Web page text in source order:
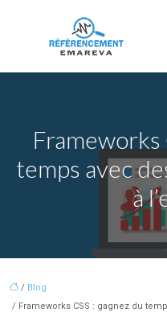
Frameworks
temps avec
à
/ Blog
/ Frameworks CSS : gagnez du